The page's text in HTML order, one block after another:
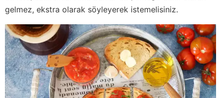
gelmez, ekstra olarak söyleyerek istemelisiniz.